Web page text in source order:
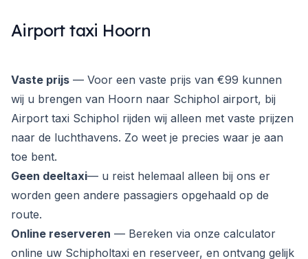
Airport taxi Hoorn
Vaste prijs — Voor een vaste prijs van €99 kunnen
wij u brengen van Hoorn naar Schiphol airport, bij
Airport taxi Schiphol rijden wij alleen met vaste prijzen
naar de luchthavens. Zo weet je precies waar je aan
toe bent.
Geen deeltaxi— u reist helemaal alleen bij ons er
worden geen andere passagiers opgehaald op de
route.
Online reserveren — Bereken via onze calculator
online uw Schipholtaxi en reserveer, en ontvang gelijk